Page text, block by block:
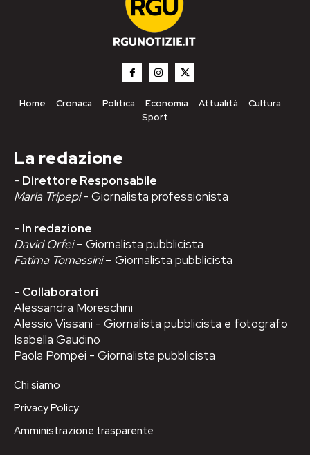
Home Cronaca Politica Economia Attualità
Cultura
Sport
La redazione
- Direttore Responsabile
Maria Tripepi- Giornalista professionista
- In redazione
David Orfei– Giornalista pubblicista
Fatima Tomassini– Giornalista pubblicista
- Collaboratori
Alessandra Moreschini
Alessio Vissani - Giornalista pubblicista e fotografo
Isabella Gaudino
Paola Pompei - Giornalista pubblicista
Chi siamo
Privacy Policy
Amministrazione trasparente